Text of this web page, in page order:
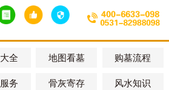
全 地图看墓 购墓流程
务 骨灰寄存 风水知识